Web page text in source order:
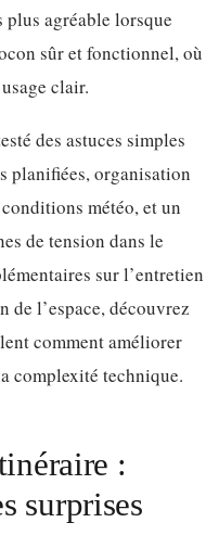
agréable lorsque
sûr et fonctionnel, où
clair.
des astuces simples
planifiées, organisation
météo, et un
de tension dans le
sur l’entretien
de l’espace, découvrez
comment améliorer
complexité technique.
:
surprises